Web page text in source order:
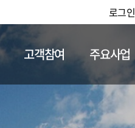
로그인
채용정보
고객참여 주요사업